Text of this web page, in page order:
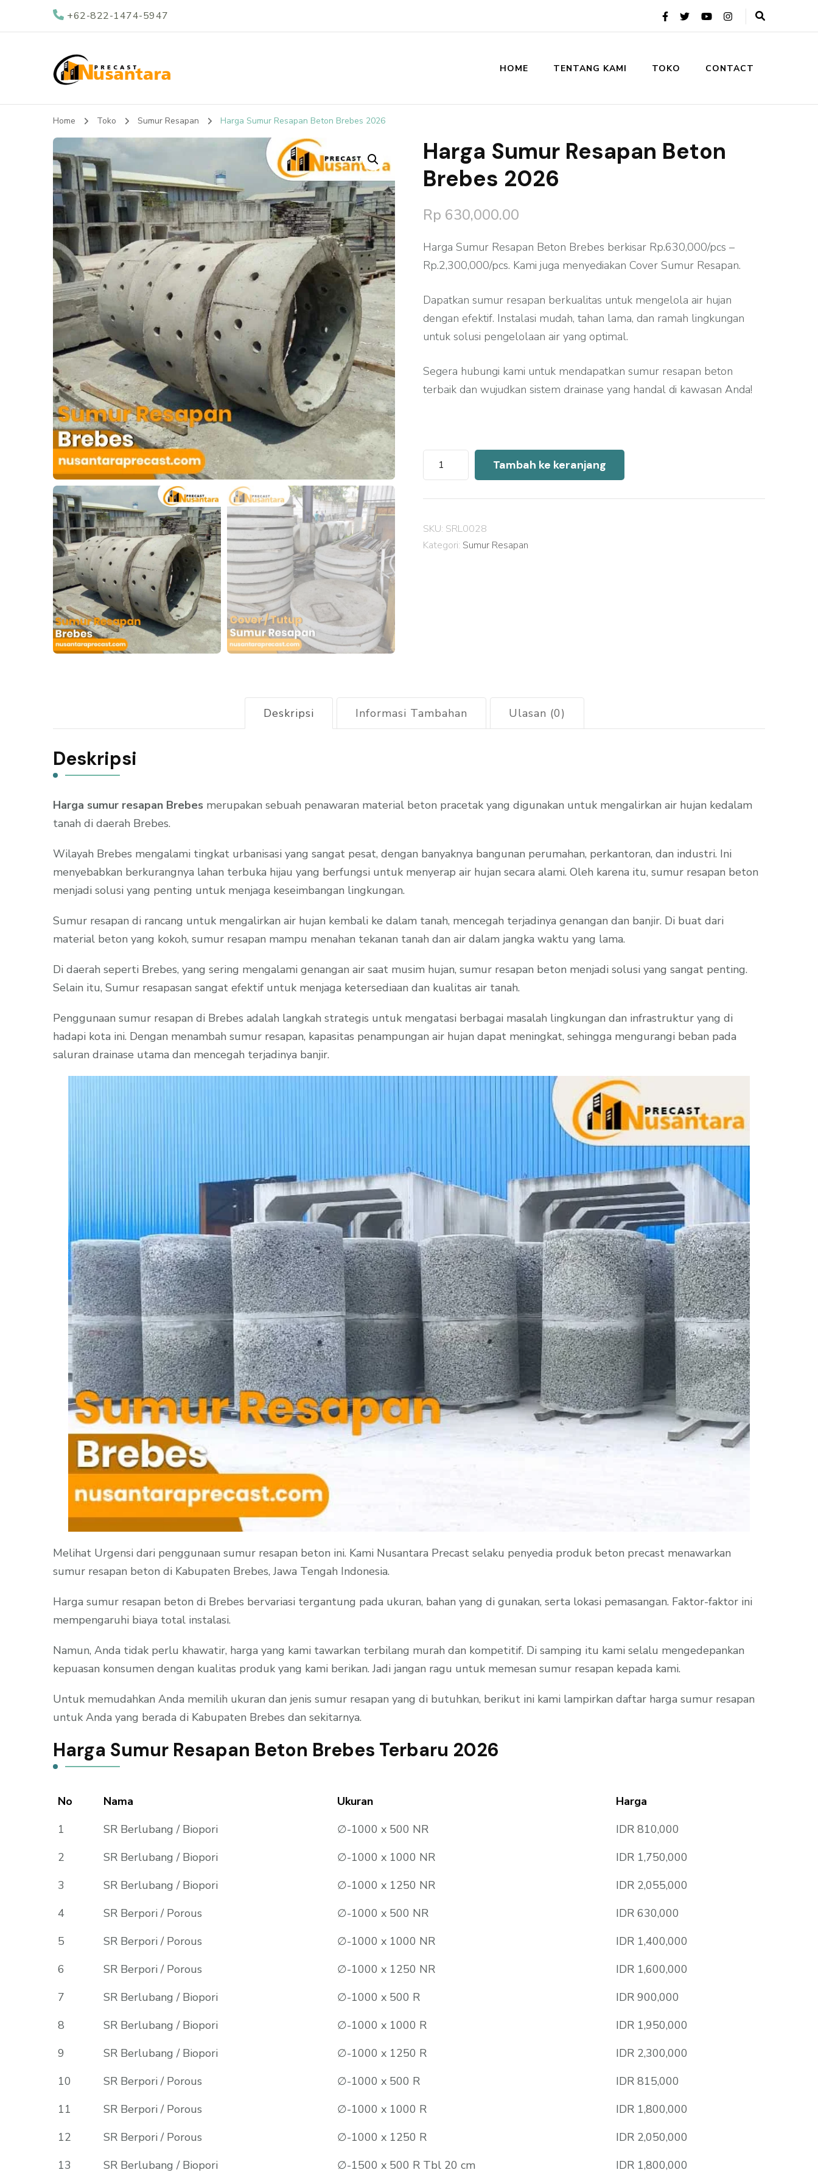
+62-822-1474-5947
Nusantara Precast
HOME TENTANG KAMI TOKO CONTACT
Home Toko Sumur Resapan Harga Sumur Resapan Beton Brebes 2026
Harga Sumur Resapan Beton
Brebes 2026
Rp 630,000.00
Harga Sumur Resapan Beton Brebes berkisar Rp.630,000/pcs –
Rp.2,300,000/pcs. Kami juga menyediakan Cover Sumur Resapan.
Dapatkan sumur resapan berkualitas untuk mengelola air hujan
dengan efektif. Instalasi mudah, tahan lama, dan ramah lingkungan
untuk solusi pengelolaan air yang optimal.
Segera hubungi kami untuk mendapatkan sumur resapan beton
terbaik dan wujudkan sistem drainase yang handal di kawasan Anda!
Kuantitas
Harga
Sumur
Beton
Brebes
Tambah ke keranjang
SKU: SRL0028
Kategori: Sumur Resapan
Deskripsi Informasi Tambahan Ulasan (0)
Deskripsi
Harga sumur resapan Brebes merupakan sebuah penawaran material beton pracetak yang digunakan untuk mengalirkan air hujan kedalam
tanah di daerah Brebes.
Wilayah Brebes mengalami tingkat urbanisasi yang sangat pesat, dengan banyaknya bangunan perumahan, perkantoran, dan industri. Ini
menyebabkan berkurangnya lahan terbuka hijau yang berfungsi untuk menyerap air hujan secara alami. Oleh karena itu, sumur resapan beton
menjadi solusi yang penting untuk menjaga keseimbangan lingkungan.
Sumur resapan di rancang untuk mengalirkan air hujan kembali ke dalam tanah, mencegah terjadinya genangan dan banjir. Di buat dari
material beton yang kokoh, sumur resapan mampu menahan tekanan tanah dan air dalam jangka waktu yang lama.
Di daerah seperti Brebes, yang sering mengalami genangan air saat musim hujan, sumur resapan beton menjadi solusi yang sangat penting.
Selain itu, Sumur resapasan sangat efektif untuk menjaga ketersediaan dan kualitas air tanah.
Penggunaan sumur resapan di Brebes adalah langkah strategis untuk mengatasi berbagai masalah lingkungan dan infrastruktur yang di
hadapi kota ini. Dengan menambah sumur resapan, kapasitas penampungan air hujan dapat meningkat, sehingga mengurangi beban pada
saluran drainase utama dan mencegah terjadinya banjir.
Melihat Urgensi dari penggunaan sumur resapan beton ini. Kami Nusantara Precast selaku penyedia produk beton precast menawarkan
sumur resapan beton di Kabupaten Brebes, Jawa Tengah Indonesia.
Harga sumur resapan beton di Brebes bervariasi tergantung pada ukuran, bahan yang di gunakan, serta lokasi pemasangan. Faktor-faktor ini
mempengaruhi biaya total instalasi.
Namun, Anda tidak perlu khawatir, harga yang kami tawarkan terbilang murah dan kompetitif. Di samping itu kami selalu mengedepankan
kepuasan konsumen dengan kualitas produk yang kami berikan. Jadi jangan ragu untuk memesan sumur resapan kepada kami.
Untuk memudahkan Anda memilih ukuran dan jenis sumur resapan yang di butuhkan, berikut ini kami lampirkan daftar harga sumur resapan
untuk Anda yang berada di Kabupaten Brebes dan sekitarnya.
Harga Sumur Resapan Beton Brebes Terbaru 2026
No Nama Ukuran
Harga
1
SR Berlubang / Biopori ∅-1000 x 500 NR
IDR 810,000
2
SR Berlubang / Biopori ∅-1000 x 1000 NR
IDR 1,750,000
3
SR Berlubang / Biopori ∅-1000 x 1250 NR
IDR 2,055,000
4
SR Berpori / Porous ∅-1000 x 500 NR
IDR 630,000
5
SR Berpori / Porous ∅-1000 x 1000 NR
IDR 1,400,000
6
SR Berpori / Porous ∅-1000 x 1250 NR
IDR 1,600,000
7
SR Berlubang / Biopori ∅-1000 x 500 R
IDR 900,000
8
SR Berlubang / Biopori ∅-1000 x 1000 R
IDR 1,950,000
9
SR Berlubang / Biopori ∅-1000 x 1250 R
IDR 2,300,000
10
SR Berpori / Porous ∅-1000 x 500 R
IDR 815,000
11
SR Berpori / Porous ∅-1000 x 1000 R
IDR 1,800,000
12
SR Berpori / Porous ∅-1000 x 1250 R
IDR 2,050,000
13
SR Berlubang / Biopori ∅-1500 x 500 R Tbl 20 cm IDR 1,800,000